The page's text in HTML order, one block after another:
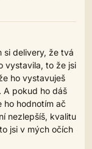
si delivery, že tvá
vystavila, to že jsi
ho vystavuješ
A pokud ho dáš
ho hodnotím ač
nezlepšíš, kvalitu
jsi v mých očích